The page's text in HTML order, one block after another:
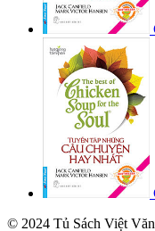
© 2024 Tủ Sách Việt